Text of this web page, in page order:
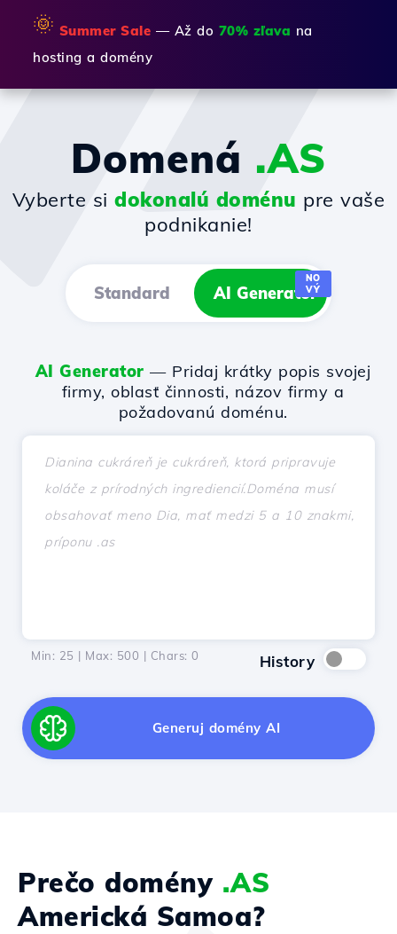
🌞 Summer Sale — Až do 70% zľava na
hosting a domény
Domená .AS
Vyberte sidokonalú doménu pre vaše
podnikanie!
Standard AI Generator
NO
VÝ
AI Generator — Pridaj krátky popis svojej
firmy, oblasť činnosti, názov firmy a
požadovanú doménu.
Min: 25 | Max: 500 | Chars: 0 History
Generuj domény AI
Prečo domény .AS
Americká Samoa?